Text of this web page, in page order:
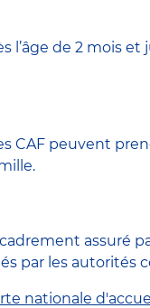
de 2 mois et
CAF peuvent
assuré
par les autorités
nationale